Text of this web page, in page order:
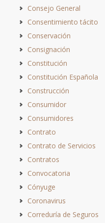
Consejo General
Consentimiento tácito
Conservación
Consignación
Constitución
Constitución Española
Construcción
Consumidor
Consumidores
Contrato
Contrato de Servicios
Contratos
Convocatoria
Cónyuge
Coronavirus
Correduría de Seguros